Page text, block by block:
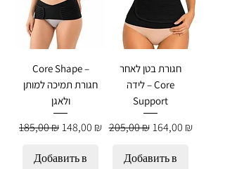
Core Shape –
חגורת תמיכה למותן
ולאגן
Обычная цена
185,00 ₪ Цена со скидкой
148,00 ₪
Добавить в
חגורת בטן לאחר
לידה – Core
Support
Обычная цена
205,00 ₪ Цена со скидкой
164,00 ₪
Добавить в